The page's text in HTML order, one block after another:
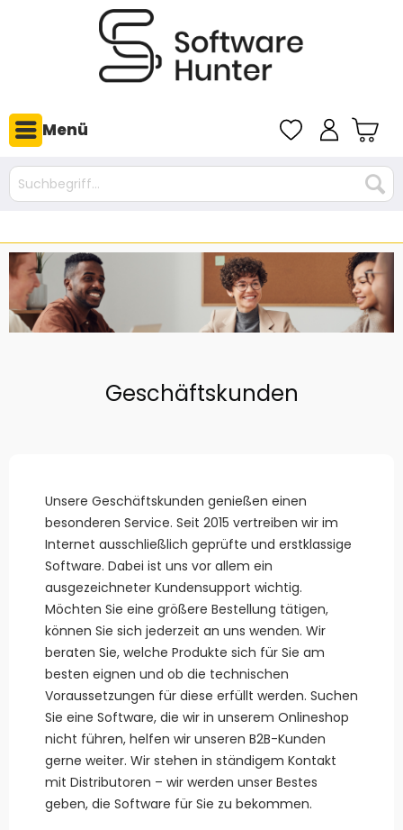
Menü
Geschäftskunden
Unsere Geschäftskunden genießen einen
besonderen Service. Seit 2015 vertreiben wir im
Internet ausschließlich geprüfte und erstklassige
Software. Dabei ist uns vor allem ein
ausgezeichneter Kundensupport wichtig.
Möchten Sie eine größere Bestellung tätigen,
können Sie sich jederzeit an uns wenden. Wir
beraten Sie, welche Produkte sich für Sie am
besten eignen und ob die technischen
Voraussetzungen für diese erfüllt werden. Suchen
Sie eine Software, die wir in unserem Onlineshop
nicht führen, helfen wir unseren B2B-Kunden
gerne weiter. Wir stehen in ständigem Kontakt
mit Distributoren – wir werden unser Bestes
geben, die Software für Sie zu bekommen.